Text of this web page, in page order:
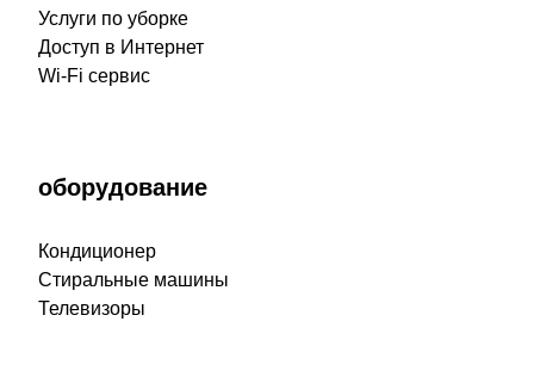
Услуги по уборке
Доступ в Интернет
Wi-Fi сервис
оборудование
Кондиционер
Стиральные машины
Телевизоры